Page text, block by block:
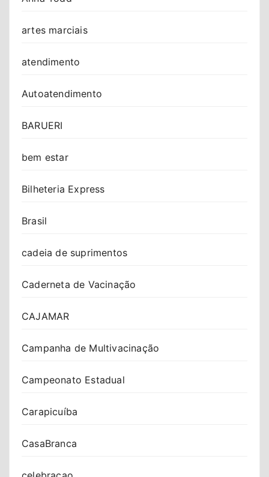
artes marciais
atendimento
Autoatendimento
BARUERI
bem estar
Bilheteria Express
Brasil
cadeia de suprimentos
Caderneta de Vacinação
CAJAMAR
Campanha de Multivacinação
Campeonato Estadual
Carapicuíba
CasaBranca